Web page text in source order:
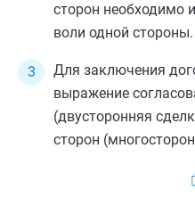
сторон необходимо
воли одной стороны.
Для заключения
выражение
(двусторонняя
сторон